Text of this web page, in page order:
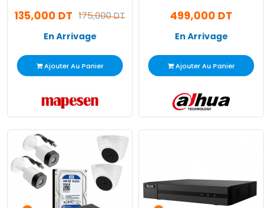
Canaux 2MP Noir
175,000 DT
135,000 DT
En Arrivage
Ajouter Au Panier
500Go
499,000 DT
En Arrivage
Ajouter Au Panier